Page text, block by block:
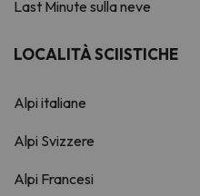
Last Minute sulla neve
LOCALITÀ SCIISTICHE
Alpi italiane
Alpi Svizzere
Alpi Francesi